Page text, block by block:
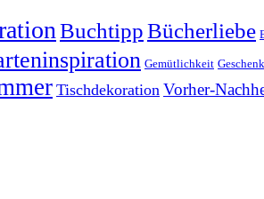
BuchtippBücherliebe
Gemütlichkeit
Tischdekoration Vorher-